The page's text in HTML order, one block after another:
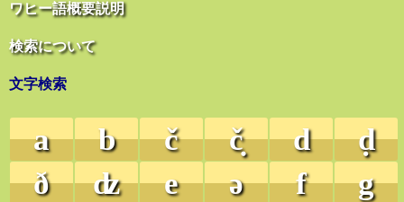
ワヒー語概要説明
検索について
文字検索
a b č č̣ d
ḍ
ð
ʣ e ə f
g